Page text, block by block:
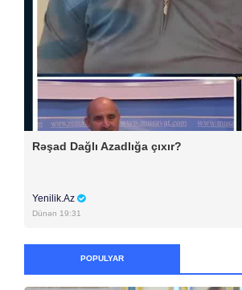
Rəşad Dağlı Azadlığa çıxır?
Yenilik.Az
Dünən 19:31
POPULYAR